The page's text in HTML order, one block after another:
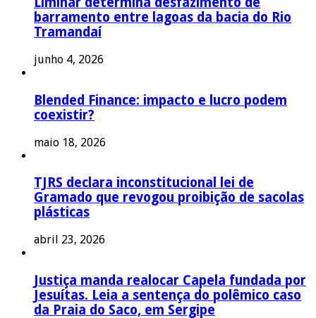
barramento entre lagoas da bacia do Rio
Tramandaí
junho 4, 2026
Blended Finance: impacto e lucro podem
coexistir?
maio 18, 2026
TJRS declara inconstitucional lei de
Gramado que revogou proibição de sacolas
plásticas
abril 23, 2026
Justiça manda realocar Capela fundada por
Jesuítas. Leia a sentença do polêmico caso
da Praia do Saco, em Sergipe